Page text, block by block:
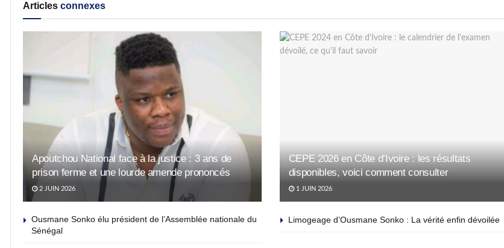
Articles connexes
Apoutchou National face à la justice : 3 ans de
prison ferme et une lourde amende prononcés
2 JUIN 2026
CEPE 2026 en Côte d’Ivoire : les résultats
disponibles, voici comment consulter
1 JUIN 2026
Ousmane Sonko élu président de l’Assemblée nationale du
Sénégal
Limogeage d’Ousmane Sonko : La vérité enfin dévoilée